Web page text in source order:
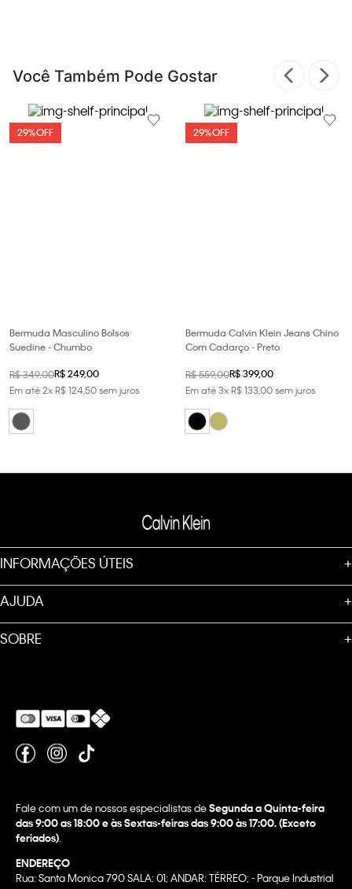
Você Também Pode Gostar
29%OFF
Bermuda Masculino Bolsos
Suedine - Chumbo
R$349,00R$249,00
Em até2xR$12450sem juros
29%OFF
Bermuda Calvin Klein Jeans Chino
Com Cadarço - Preto
R$559,00R$399,00
Em até3xR$13300sem juros
INFORMAÇÕES ÚTEIS +
AJUDA +
SOBRE +
Fale com um de nossos especialistas deSegunda a Quinta-feira
das 9:00 as 18:00 e às Sextas-feiras das 9:00 às 17:00. (Exceto
feriados)
ENDEREÇO
Rua: Santa Monica 790 SALA: 01; ANDAR: TÉRREO; - Parque Industrial